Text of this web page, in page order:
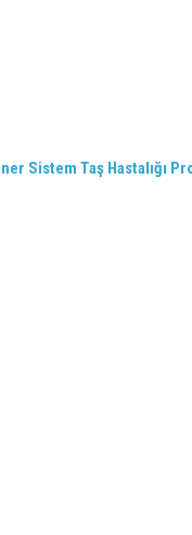
Sistem Taş Hastalığı